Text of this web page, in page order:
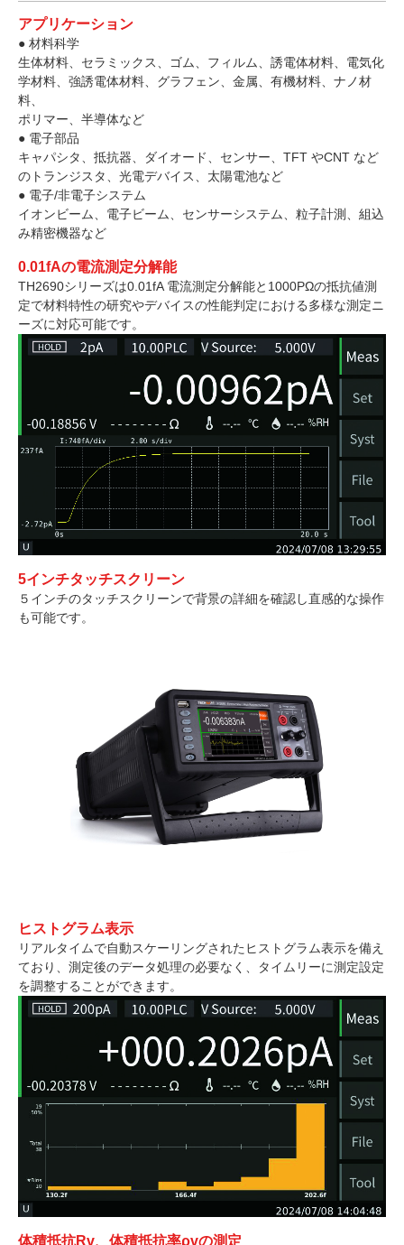
アプリケーション
● 材料科学
生体材料、セラミックス、ゴム、フィルム、誘電体材料、電気化
学材料、強誘電体材料、グラフェン、金属、有機材料、ナノ材
料、
ポリマー、半導体など
● 電子部品
キャパシタ、抵抗器、ダイオード、センサー、TFT やCNT など
のトランジスタ、光電デバイス、太陽電池など
● 電子/非電子システム
イオンビーム、電子ビーム、センサーシステム、粒子計測、組込
み精密機器など
0.01fAの電流測定分解能
TH2690シリーズは0.01fA 電流測定分解能と1000PΩの抵抗値測
定で材料特性の研究やデバイスの性能判定における多様な測定ニ
ーズに対応可能です。
5インチタッチスクリーン
５インチのタッチスクリーンで背景の詳細を確認し直感的な操作
も可能です。
ヒストグラム表示
リアルタイムで自動スケーリングされたヒストグラム表示を備え
ており、測定後のデータ処理の必要なく、タイムリーに測定設定
を調整することができます。
体積抵抗Rv、体積抵抗率ρvの測定